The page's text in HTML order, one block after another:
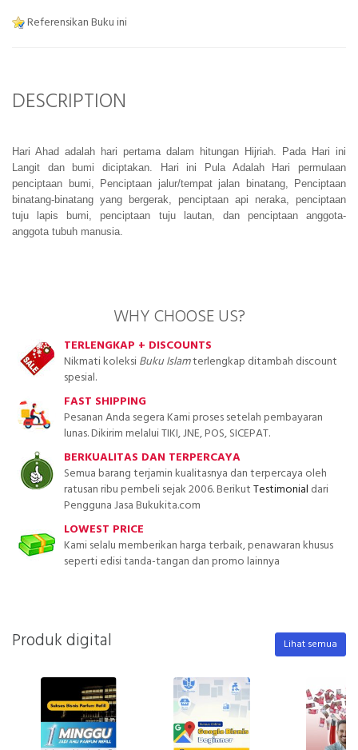
Referensikan Buku ini
DESCRIPTION
Hari Ahad adalah hari pertama dalam hitungan Hijriah. Pada Hari ini
Langit dan bumi diciptakan. Hari ini Pula Adalah Hari permulaan
penciptaan bumi, Penciptaan jalur/tempat jalan binatang, Penciptaan
binatang-binatang yang bergerak, penciptaan api neraka, penciptaan
tuju lapis bumi, penciptaan tuju lautan, dan penciptaan anggota-
anggota tubuh manusia.
WHY CHOOSE US?
TERLENGKAP + DISCOUNTS
Nikmati koleksiBuku Islamterlengkap ditambah discount
spesial.
FAST SHIPPING
Pesanan Anda segera Kami proses setelah pembayaran
lunas. Dikirim melalui TIKI, JNE, POS, SICEPAT.
BERKUALITAS DAN TERPERCAYA
Semua barang terjamin kualitasnya dan terpercaya oleh
ratusan ribu pembeli sejak 2006. BerikutTestimonial dari
Pengguna Jasa Bukukita.com
LOWEST PRICE
Kami selalu memberikan harga terbaik, penawaran khusus
seperti edisi tanda-tangan dan promo lainnya
Produk digital Lihat semua